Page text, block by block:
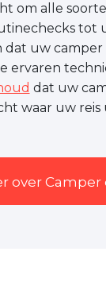
om alle
tot
dat uw
ervaren
dat uw
waar uw reis
over